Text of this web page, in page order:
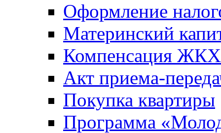
Оформление
Материнский
Компенсация ЖКХ
Акт приема-
Покупка квартиры
Программа